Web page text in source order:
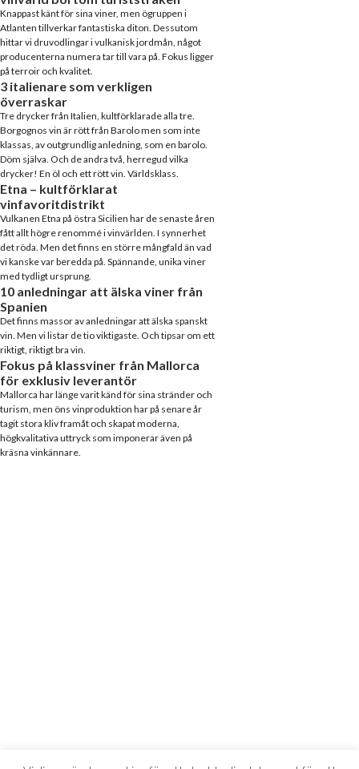
Knappast känt för sina viner, men ögruppen i
Atlanten tillverkar fantastiska diton. Dessutom
hittar vi druvodlingar i vulkanisk jordmån, något
producenterna numera tar till vara på. Fokus ligger
på terroir och kvalitet.
3 italienare som verkligen
överraskar
Tre drycker från Italien, kultförklarade alla tre.
Borgognos vin är rött från Barolo men som inte
klassas, av outgrundlig anledning, som en barolo.
Döm själva. Och de andra två, herregud vilka
drycker! En öl och ett rött vin. Världsklass.
Etna – kultförklarat
vinfavoritdistrikt
Vulkanen Etna på östra Sicilien har de senaste åren
fått allt högre renommé i vinvärlden. I synnerhet
det röda. Men det finns en större mångfald än vad
vi kanske var beredda på. Spännande, unika viner
med tydligt ursprung.
10 anledningar att älska viner från
Spanien
Det finns massor av anledningar att älska spanskt
vin. Men vi listar de tio viktigaste. Och tipsar om ett
riktigt, riktigt bra vin.
Fokus på klassviner från Mallorca
för exklusiv leverantör
Mallorca har länge varit känd för sina stränder och
turism, men öns vinproduktion har på senare år
tagit stora kliv framåt och skapat moderna,
högkvalitativa uttryck som imponerar även på
kräsna vinkännare.